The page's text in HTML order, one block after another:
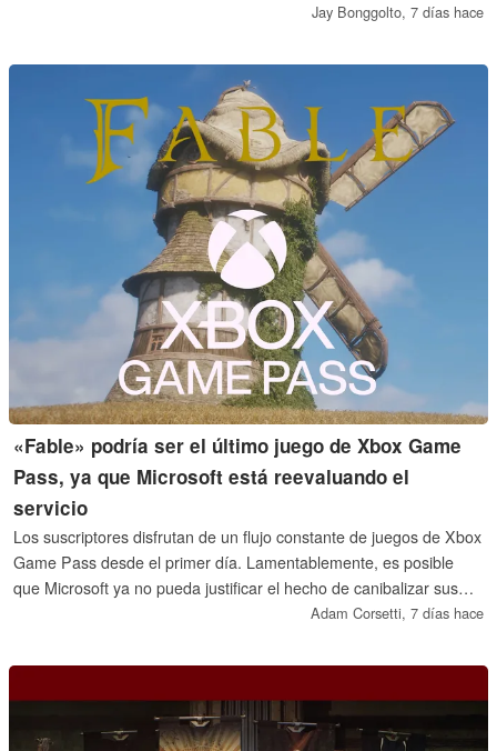
personalización, controles gestuales y conectividad en tres modos.
si está cansado de tener que alcanzar un ratón tradicional, podría
Jay Bonggolto, 7 días hace
«Fable» podría ser el último juego de Xbox Game
Pass, ya que Microsoft está reevaluando el
servicio
Los suscriptores disfrutan de un flujo constante de juegos de Xbox
Game Pass desde el primer día. Lamentablemente, es posible
que Microsoft ya no pueda justificar el hecho de canibalizar sus
propias ventas. Un periodista de Forbes sugiere que la fecha de
del servicio de suscripción.
Adam Corsetti, 7 días hace